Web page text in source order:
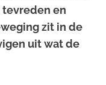
en
zit in de
uit wat de